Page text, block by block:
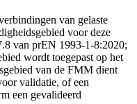
van gelaste
voor deze
van prEN 1993-1-8:2020;
wordt toegepast op het
van de FMM dient
validatie, of een
een gevalideerd